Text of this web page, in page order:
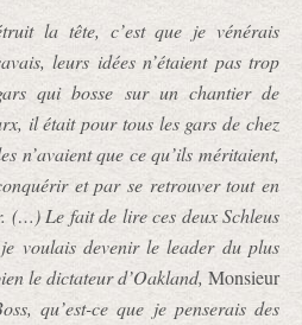
la tête, c’est que je vénérais
leurs idées n’étaient pas trop
qui bosse sur un chantier de
il était pour tous les gars de chez
n’avaient que ce qu’ils méritaient,
et par se retrouver tout en
(…) Le fait de lire ces deux Schleus
voulais devenir le leader du plus
le dictateur d’Oakland, Monsieur
qu’est-ce que je penserais des